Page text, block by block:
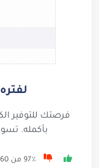
بأكمله.
97٪ من 60 يوصون بها